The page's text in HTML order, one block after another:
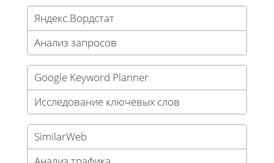
Яндекс.Вордстат
Анализ запросов
Google Keyword Planner
Исследование ключевых слов
SimilarWeb